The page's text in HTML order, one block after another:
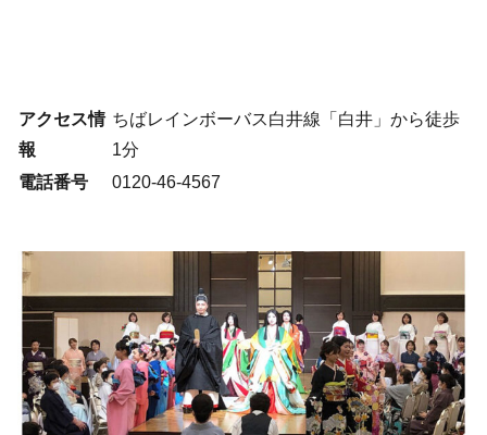
アクセス情
報
ちばレインボーバス白井線「白井」から徒歩
1分
電話番号
0120-46-4567